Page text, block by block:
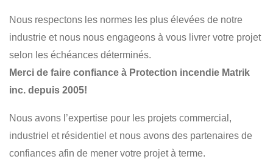
Nous respectons les normes les plus élevées de notre
industrie et nous nous engageons à vous livrer votre projet
selon les échéances déterminés.
Merci de faire confiance à Protection incendie Matrik
inc. depuis 2005!
Nous avons l’expertise pour les projets commercial,
industriel et résidentiel et nous avons des partenaires de
confiances afin de mener votre projet à terme.